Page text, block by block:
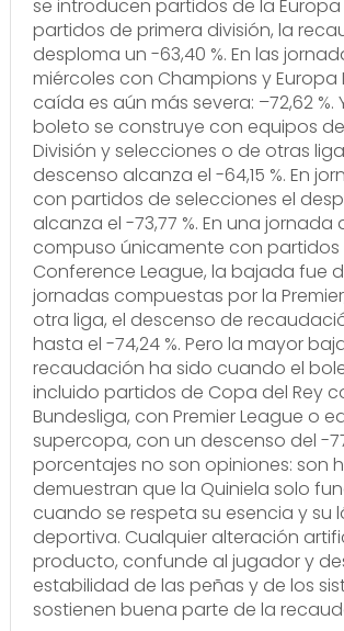
se introducen partidos de la
partidos de primera división, la
desploma un -63,40 %. En las
miércoles con Champions y Europa
caída es aún más severa: –72,62 %.
boleto se construye con equipos
División y selecciones o de otras
descenso alcanza el -64,15 %. En
con partidos de selecciones el
alcanza el -73,77 %. En una jornada
compuso únicamente con partidos
Conference League, la bajada fue del
jornadas compuestas por la
otra liga, el descenso de
hasta el -74,24 %. Pero la mayor
recaudación ha sido cuando el
incluido partidos de Copa del Rey
Bundesliga, con Premier League o
supercopa, con un descenso del -
porcentajes no son opiniones: son
demuestran que la Quiniela solo
cuando se respeta su esencia y su
deportiva. Cualquier alteración
producto, confunde al jugador y
estabilidad de las peñas y de los
sostienen buena parte de la